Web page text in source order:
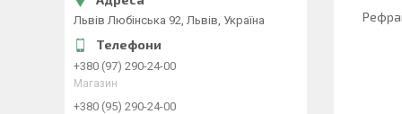
Львів Любінська 92, Львів, Україна
+380 (97) 290-24-00
Магазин
+380 (95) 290-24-00